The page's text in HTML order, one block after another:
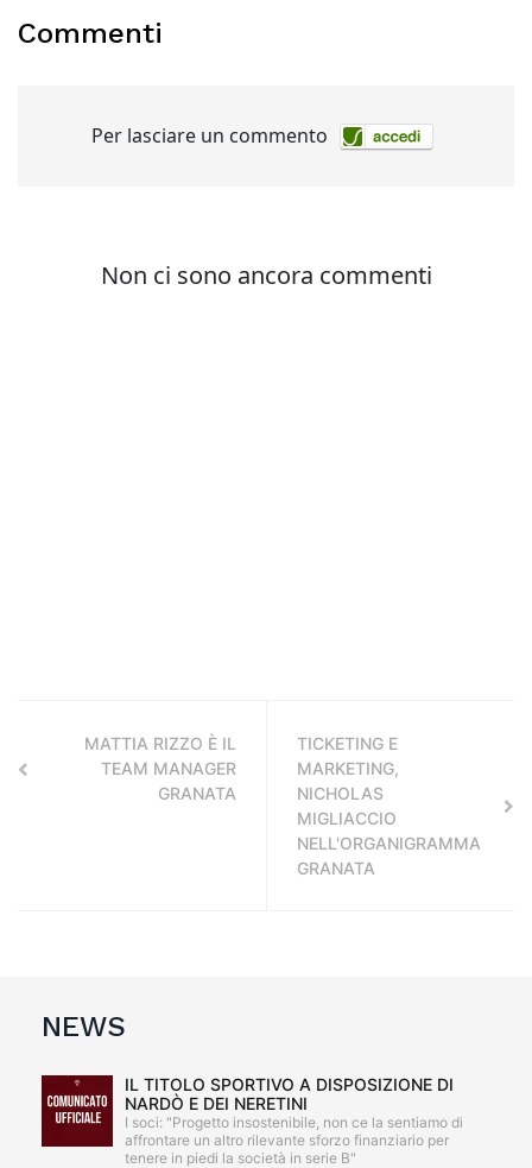
Commenti
MATTIA RIZZO È IL
TEAM MANAGER
GRANATA
TICKETING E
MARKETING,
NICHOLAS
MIGLIACCIO
NELL'ORGANIGRAMMA
GRANATA
NEWS
IL TITOLO SPORTIVO A DISPOSIZIONE DI
NARDÒ E DEI NERETINI
I soci: "Progetto insostenibile, non ce la sentiamo di
affrontare un altro rilevante sforzo finanziario per
tenere in piedi la società in serie B"